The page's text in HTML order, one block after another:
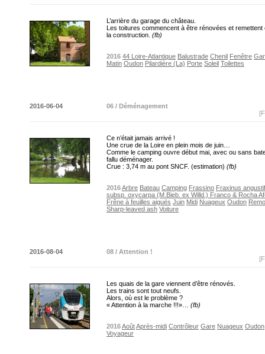
L’arrière du garage du château.
Les toitures commencent à être rénovées et remettent
la construction. (fb)
2016 44 Loire-Atlantique Balustrade Chenil Fenêtre
Matin Oudon Pilardière (La) Porte Soleil Toilettes
2016-06-04
06 / Déménagement
Ce n’était jamais arrivé !
Une crue de la Loire en plein mois de juin…
Comme le camping ouvre début mai, avec ou sans
fallu déménager.
Crue : 3,74 m au pont SNCF. (estimation) (fb)
2016Arbre Bateau Camping Frassino Fraxinus
subsp. oxycarpa (M.Bieb. ex Willd.) Franco & Rocha
Frêne à feuilles aiguës Juin Midi Nuageux Oudon
Sharp-leaved ash Voiture
2016-08-04
08 / Attention !
Les quais de la gare viennent d’être rénovés.
Les trains sont tout neufs.
Alors, où est le problème ?
« Attention à la marche !!!»… (fb)
2016AoûtAprès-midi Contrôleur Gare Nuageux Oudon
Voyageur